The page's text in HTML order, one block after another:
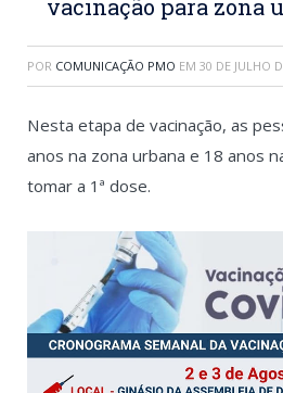
vacinação para zona
POR COMUNICAÇÃO PMO EM 30 DE JULHO
Nesta etapa de vacinação, as
anos na zona urbana e 18 anos
tomar a 1ª dose.